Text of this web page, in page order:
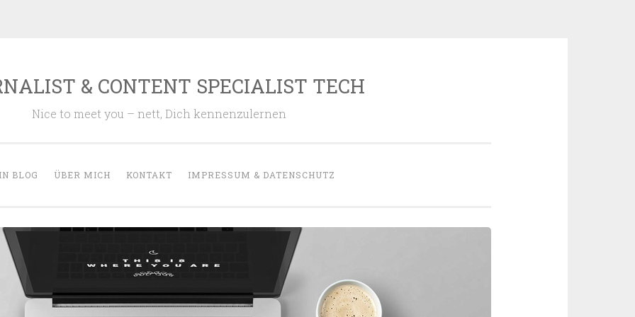
& CONTENT SPECIALIST TECH
Nice to meet you – nett, Dich kennenzulernen
BLOG ÜBER MICH KONTAKT IMPRESSUM & DATENSCHUTZ